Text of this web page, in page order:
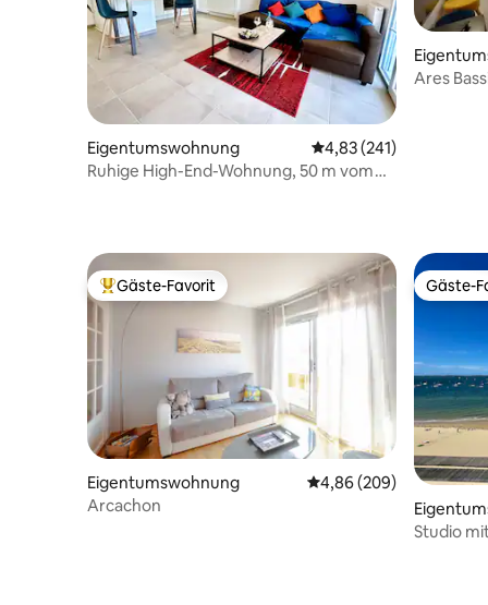
Eigentumswohnung Durchschnittliche
4,83 (241)
Ruhige High-End-Wohnung, 50 m vom
Ares
Beliebter Gäste-Favorit.
Gäste-Favorit
Eigentumswohnung Durchschnittliche
4,86 (209)
Arcachon
Gäste-
Gäste-
Studio